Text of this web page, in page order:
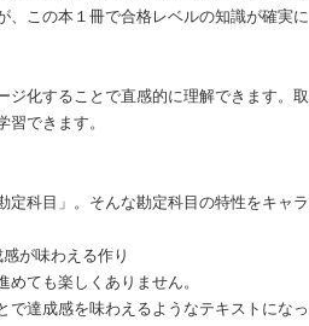
この本１冊で合格レベルの知識が確実に
化することで直感的に理解できます。
できます。
科目」。そんな勘定科目の特性をキャラ
が味わえる作り
ても楽しくありません。
達成感を味わえるようなテキストになっ